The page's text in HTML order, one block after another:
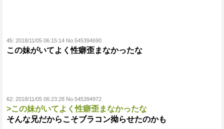
45: 2018/11/05 06:15:14 No.545394690
この妹がいてよく性癖歪まなかったな
62: 2018/11/05 06:23:28 No.545394972
>この妹がいてよく性癖歪まなかったな
そんな兄だからこそブラコン拗らせたのかも